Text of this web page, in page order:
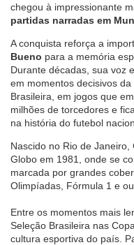
chegou à impressionante
partidas narradas em
A conquista reforça a
Bueno para a memória
Durante décadas, sua voz
em momentos decisivos da
Brasileira, em jogos que
milhões de torcedores e
na história do futebol
Nascido no Rio de
Globo em 1981, onde se
marcada por grandes
Olimpíadas, Fórmula 1 e
Entre os momentos mais
Seleção Brasileira nas
cultura esportiva do país.